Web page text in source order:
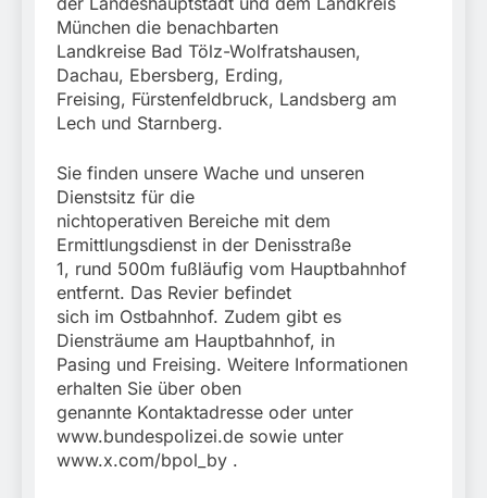
München die benachbarten
Landkreise Bad Tölz-Wolfratshausen,
Dachau, Ebersberg, Erding,
Freising, Fürstenfeldbruck, Landsberg am
Lech und Starnberg.
Sie finden unsere Wache und unseren
Dienstsitz für die
nichtoperativen Bereiche mit dem
Ermittlungsdienst in der Denisstraße
1, rund 500m fußläufig vom Hauptbahnhof
entfernt. Das Revier befindet
sich im Ostbahnhof. Zudem gibt es
Diensträume am Hauptbahnhof, in
Pasing und Freising. Weitere Informationen
erhalten Sie über oben
genannte Kontaktadresse oder unter
www.bundespolizei.de sowie unter
www.x.com/bpol_by .